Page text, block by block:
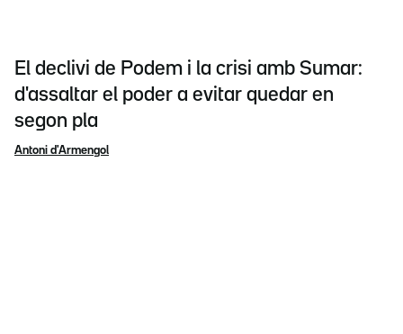
El declivi de Podem i la crisi amb Sumar:
d'assaltar el poder a evitar quedar en
segon pla
Antoni d'Armengol